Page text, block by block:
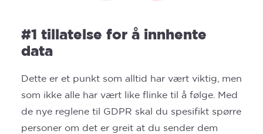
#1 tillatelse for å innhente
data
Dette er et punkt som alltid har vært viktig, men
som ikke alle har vært like flinke til å følge. Med
de nye reglene til GDPR skal du spesifikt spørre
personer om det er greit at du sender dem